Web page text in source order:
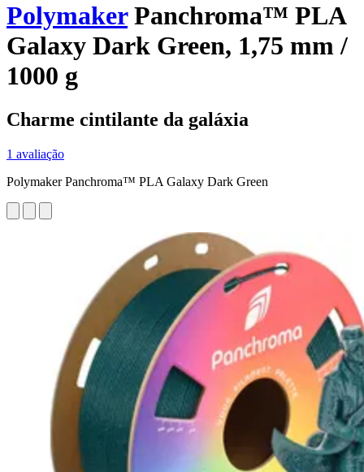
PolymakerPanchroma™ PLA
Galaxy Dark Green, 1,75 mm /
1000 g
Charme cintilante da galáxia
1 avaliação
Polymaker Panchroma™ PLA Galaxy Dark Green